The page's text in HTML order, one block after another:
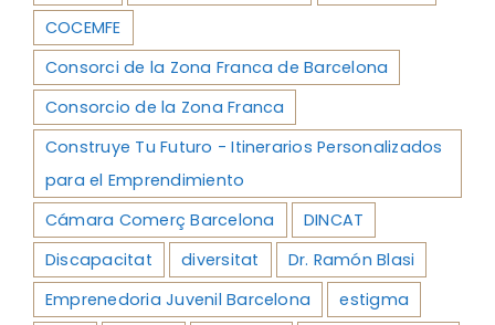
COCEMFE
Consorci de la Zona Franca de Barcelona
Consorcio de la Zona Franca
Construye Tu Futuro - Itinerarios Personalizados
para el Emprendimiento
Cámara Comerç Barcelona
DINCAT
Discapacitat
diversitat
Dr. Ramón Blasi
Emprenedoria Juvenil Barcelona
estigma